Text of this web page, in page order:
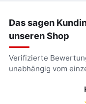
Das sagen
unseren Shop
Verifizierte
unabhängig vom